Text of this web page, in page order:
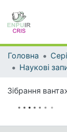
Головна
Наукові
Зібрання